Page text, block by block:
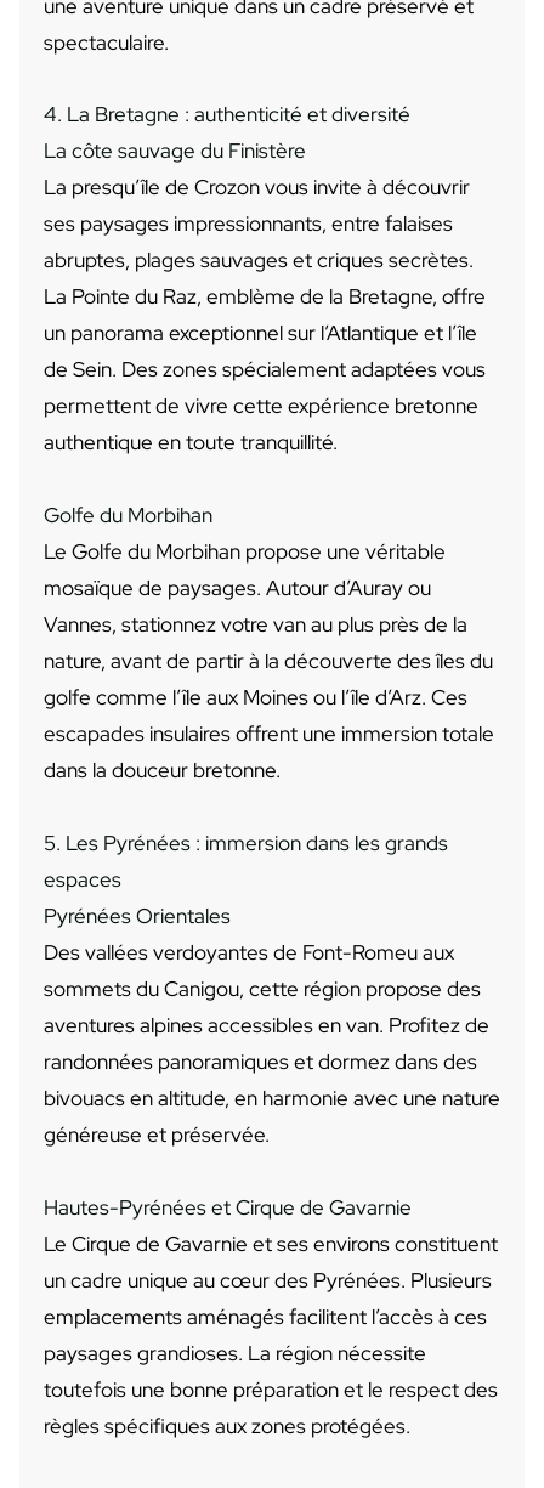
une aventure unique dans un cadre préservé et
spectaculaire.
4. La Bretagne : authenticité et diversité
La côte sauvage du Finistère
La presqu’île de Crozon vous invite à découvrir
ses paysages impressionnants, entre falaises
abruptes, plages sauvages et criques secrètes.
La Pointe du Raz, emblème de la Bretagne, offre
un panorama exceptionnel sur l’Atlantique et l’île
de Sein. Des zones spécialement adaptées vous
permettent de vivre cette expérience bretonne
authentique en toute tranquillité.
Golfe du Morbihan
Le Golfe du Morbihan propose une véritable
mosaïque de paysages. Autour d’Auray ou
Vannes, stationnez votre van au plus près de la
nature, avant de partir à la découverte des îles du
golfe comme l’île aux Moines ou l’île d’Arz. Ces
escapades insulaires offrent une immersion totale
dans la douceur bretonne.
5. Les Pyrénées : immersion dans les grands
espaces
Pyrénées Orientales
Des vallées verdoyantes de Font-Romeu aux
sommets du Canigou, cette région propose des
aventures alpines accessibles en van. Profitez de
randonnées panoramiques et dormez dans des
bivouacs en altitude, en harmonie avec une nature
généreuse et préservée.
Hautes-Pyrénées et Cirque de Gavarnie
Le Cirque de Gavarnie et ses environs constituent
un cadre unique au cœur des Pyrénées. Plusieurs
emplacements aménagés facilitent l’accès à ces
paysages grandioses. La région nécessite
toutefois une bonne préparation et le respect des
règles spécifiques aux zones protégées.